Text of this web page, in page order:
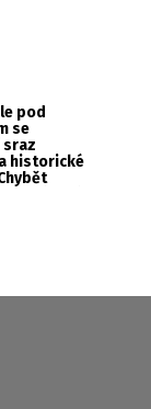
pod
se
sraz
historické